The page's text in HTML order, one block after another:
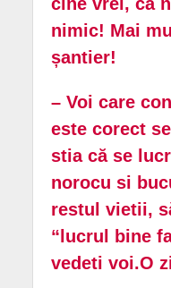
nimic! Mai
șantier!
– Voi care
este corect
stia că se
norocu si
restul vietii,
“lucrul bine
vedeti voi.O